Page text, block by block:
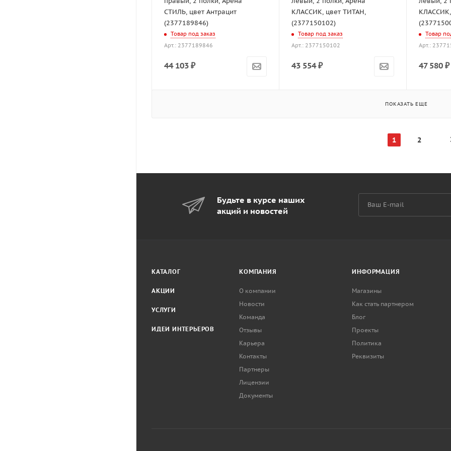
СТИЛЬ, цвет Антрацит
(2377189846)
Товар под заказ
Арт.: 2377189846
44 103 ₽
КЛАССИК, цвет ТИТАН,
(2377150102)
Товар под заказ
Арт.: 2377150102
43 554₽
Товар
Арт.:
47 580 ₽
ПОКАЗАТЬ ЕЩЕ
1 2
Будьте в курсе наших
акций и новостей
КАТАЛОГ
АКЦИИ
УСЛУГИ
ИДЕИ ИНТЕРЬЕРОВ
КОМПАНИЯ
О компании
Новости
Команда
Отзывы
Карьера
Контакты
Партнеры
Лицензии
Документы
ИНФОРМАЦИЯ
Магазины
Как стать партнером
Блог
Проекты
Политика
Реквизиты